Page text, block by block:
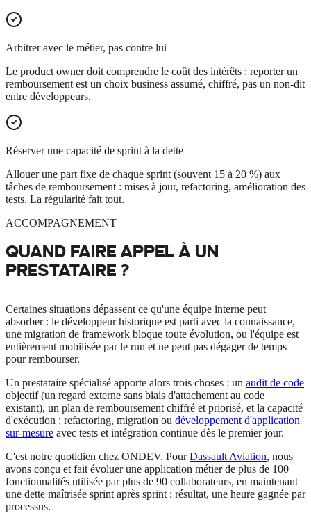
Arbitrer avec le métier, pas contre lui
Le product owner doit comprendre le coût des intérêts : reporter un
remboursement est un choix business assumé, chiffré, pas un non-dit
entre développeurs.
Réserver une capacité de sprint à la dette
Allouer une part fixe de chaque sprint (souvent 15 à 20 %) aux
tâches de remboursement : mises à jour, refactoring, amélioration des
tests. La régularité fait tout.
ACCOMPAGNEMENT
QUAND FAIRE APPEL À UN
PRESTATAIRE ?
Certaines situations dépassent ce qu'une équipe interne peut
absorber : le développeur historique est parti avec la connaissance,
une migration de framework bloque toute évolution, ou l'équipe est
entièrement mobilisée par le run et ne peut pas dégager de temps
pour rembourser.
Un prestataire spécialisé apporte alors trois choses : un audit de code
objectif (un regard externe sans biais d'attachement au code
existant), un plan de remboursement chiffré et priorisé, et la capacité
d'exécution : refactoring, migration ou développement d'application
sur-mesure avec tests et intégration continue dès le premier jour.
C'est notre quotidien chez ONDEV. Pour Dassault Aviation, nous
avons conçu et fait évoluer une application métier de plus de 100
fonctionnalités utilisée par plus de 90 collaborateurs, en maintenant
une dette maîtrisée sprint après sprint : résultat, une heure gagnée par
processus.